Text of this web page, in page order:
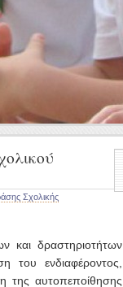
Σχολικής
και
του
της